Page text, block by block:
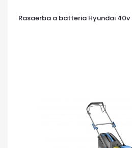
Rasaerba a batteria Hyundai